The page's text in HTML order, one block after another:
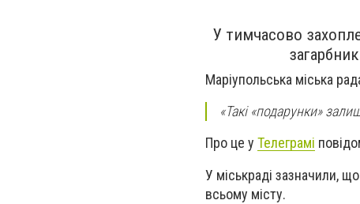
У тимчасово
Маріупольська міська
«Такі «подарунки»
Про це у Телеграмі
У міськраді зазначили,
всьому місту.